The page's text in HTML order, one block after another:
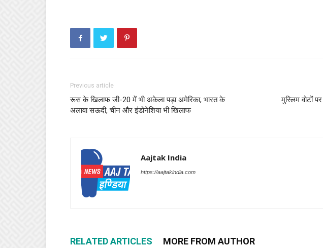
Previous article
रूस के खिलाफ जी-20 में भी अकेला पड़ा अमेरिका, भारत के
अलावा सऊदी, चीन और इंडोनेशिया भी खिलाफ
मुस्लिम वोटों
Aajtak India
https://aajtakindia.com
RELATED ARTICLES MORE FROM AUTHOR